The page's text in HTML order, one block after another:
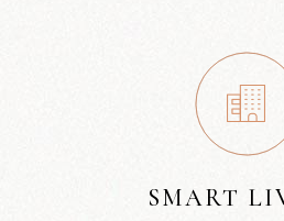
SMART